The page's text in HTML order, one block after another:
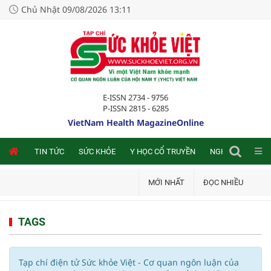
Chủ Nhật 09/08/2026 13:11
E-ISSN 2734 - 9756
P-ISSN 2815 - 6285
VietNam Health MagazineOnline
TIN TỨC SỨC KHỎE Y HỌC CỔ TRUYỀN NGHIÊN CỨU
MỚI NHẤT ĐỌC NHIỀU
TAGS
Tạp chí điện tử Sức khỏe Việt - Cơ quan ngôn luận của